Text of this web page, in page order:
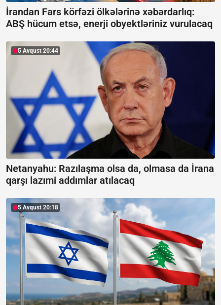
İrandan Fars körfəzi ölkələrinə xəbərdarlıq:
ABŞ hücum etsə, enerji obyektləriniz vurulacaq
5 Avqust 20:44
Netanyahu: Razılaşma olsa da, olmasa da İrana
qarşı lazımi addımlar atılacaq
5 Avqust 20:18